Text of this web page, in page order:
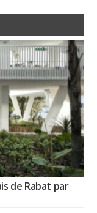
de Rabat par